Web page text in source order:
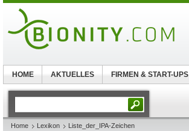
Home Lexikon Liste_der_IPA-Zeichen
HOME AKTUELLES FIRMEN & START-UPS